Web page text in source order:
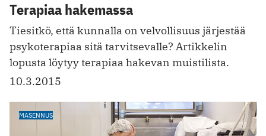
Terapiaa hakemassa
Tiesitkö, että kunnalla on velvollisuus järjestää
psykoterapiaa sitä tarvitsevalle? Artikkelin
lopusta löytyy terapiaa hakevan muistilista.
10.3.2015
MASENNUS